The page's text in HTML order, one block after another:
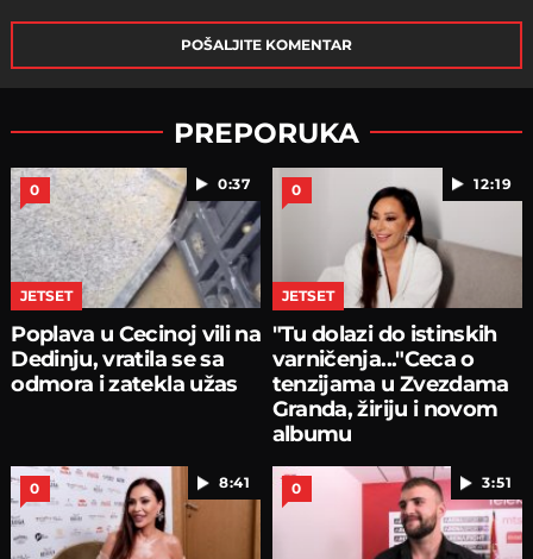
POŠALJITE KOMENTAR
PREPORUKA
0:37
0
JETSET
Poplava u Cecinoj vili na
Dedinju, vratila se sa
odmora i zatekla užas
12:19
0
JETSET
"Tu dolazi do istinskih
varničenja..."Ceca o
tenzijama u Zvezdama
Granda, žiriju i novom
albumu
8:41
0 3:51
0